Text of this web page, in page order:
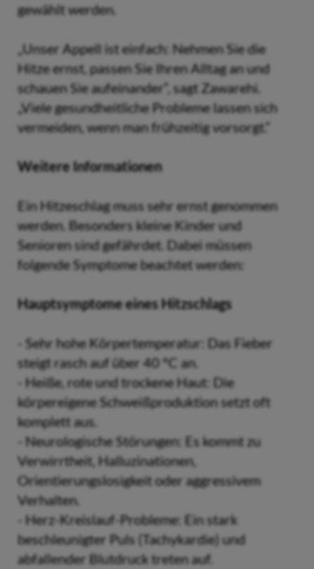
gewählt werden.
„Unser Appell ist einfach: Nehmen Sie die
Hitze ernst, passen Sie Ihren Alltag an und
schauen Sie aufeinander“, sagt Zawarehi.
„Viele gesundheitliche Probleme lassen sich
vermeiden, wenn man frühzeitig vorsorgt.“
Weitere Informationen
Ein Hitzeschlag muss sehr ernst genommen
werden. Besonders kleine Kinder und
Senioren sind gefährdet. Dabei müssen
folgende Symptome beachtet werden:
Hauptsymptome eines Hitzschlags
- Sehr hohe Körpertemperatur: Das Fieber
steigt rasch auf über 40 °C an.
- Heiße, rote und trockene Haut: Die
körpereigene Schweißproduktion setzt oft
komplett aus.
- Neurologische Störungen: Es kommt zu
Verwirrtheit, Halluzinationen,
Orientierungslosigkeit oder aggressivem
Verhalten.
- Herz-Kreislauf-Probleme: Ein stark
beschleunigter Puls (Tachykardie) und
abfallender Blutdruck treten auf.